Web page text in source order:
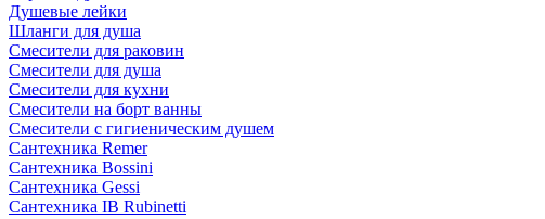
Душевые лейки
Шланги для душа
Смесители для раковин
Смесители для душа
Смесители для кухни
Смесители на борт ванны
Смесители с гигиеническим душем
Сантехника Remer
Сантехника Bossini
Сантехника Gessi
Сантехника IB Rubinetti